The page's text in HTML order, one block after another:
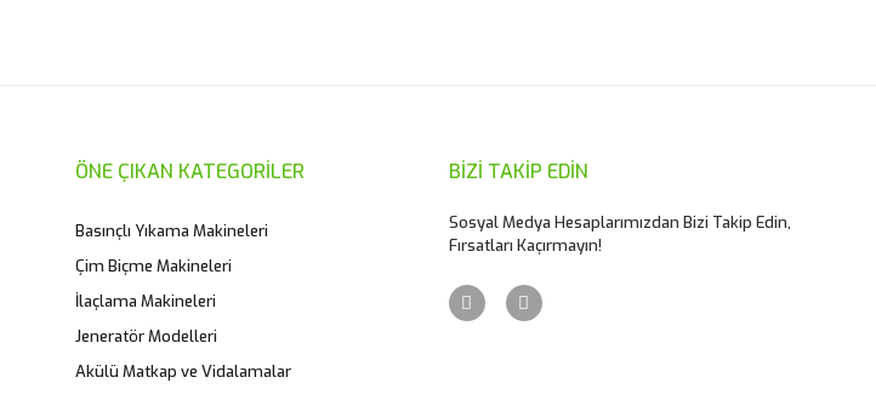
ÖNE ÇIKAN KATEGORİLER
Basınçlı Yıkama Makineleri
Çim Biçme Makineleri
İlaçlama Makineleri
Jeneratör Modelleri
Akülü Matkap ve Vidalamalar
BİZİ TAKİP EDİN
Sosyal Medya Hesaplarımızdan Bizi Takip Edin,
Fırsatları Kaçırmayın!